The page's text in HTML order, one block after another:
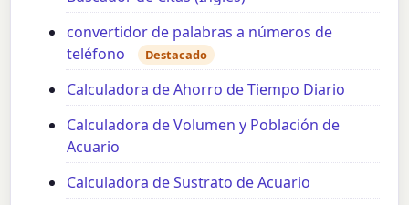
convertidor de palabras a números de
teléfono
Destacado
Calculadora de Ahorro de Tiempo Diario
Calculadora de Volumen y Población de
Acuario
Calculadora de Sustrato de Acuario